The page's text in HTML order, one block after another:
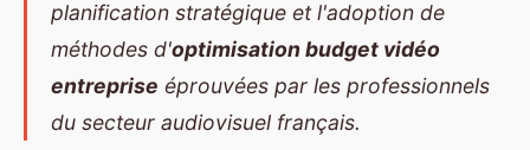
planification stratégique et l'adoption de
méthodes d'optimisation budget vidéo
entreprise éprouvées par les professionnels
du secteur audiovisuel français.